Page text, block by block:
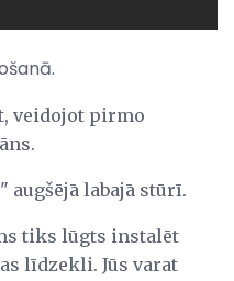
veidojot pirmo
labajā stūrī.
tiks lūgts instalēt
līdzekli. Jūs varat